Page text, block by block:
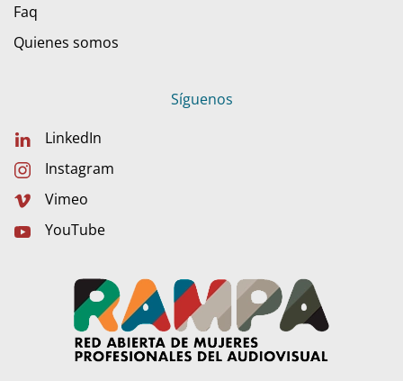
Faq
Quienes somos
Síguenos
LinkedIn
Instagram
Vimeo
YouTube